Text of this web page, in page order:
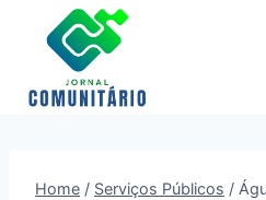
Home / Serviços Públicos /